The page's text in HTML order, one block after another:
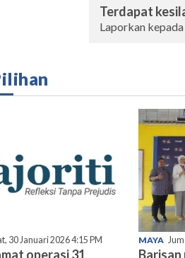
Terdapat
Laporkan
30 Januari 2026 4:15 PM
operasi 31
MAYA